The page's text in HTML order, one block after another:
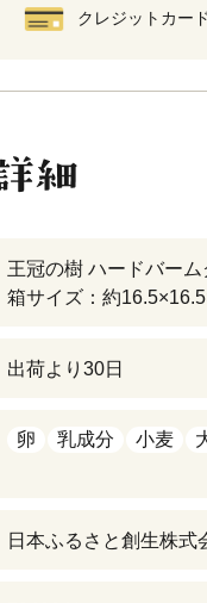
クレジットカード
王冠の樹 ハードバー
箱サイズ：約
出荷より30日
卵 乳成分 小麦
日本ふるさと創生株式